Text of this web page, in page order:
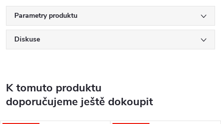
Parametry produktu
Diskuse
K tomuto produktu
doporučujeme ještě dokoupit